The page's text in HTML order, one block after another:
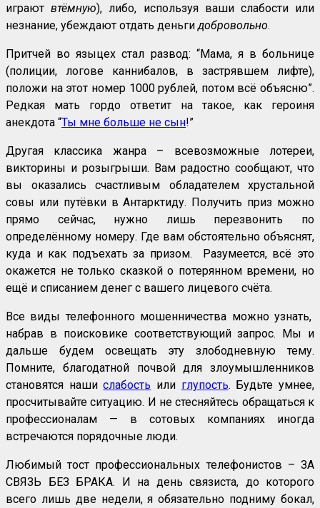
играютвтёмную), либо, используя ваши слабости или
незнание, убеждают отдать деньги добровольно.
Притчей во языцех стал развод: “Мама, я в больнице
(полиции, логове каннибалов, в застрявшем лифте),
положи на этот номер 1000 рублей, потом всё объясню”.
Редкая мать гордо ответит на такое, как героиня
анекдота “Ты мне больше не сын!”
Другая классика жанра – всевозможные лотереи,
викторины и розыгрыши. Вам радостно сообщают, что
вы оказались счастливым обладателем хрустальной
совы или путёвки в Антарктиду. Получить приз можно
прямо сейчас, нужно лишь перезвонить по
определённому номеру. Где вам обстоятельно объяснят,
куда и как подъехать за призом. Разумеется, всё это
окажется не только сказкой о потерянном времени, но
ещё и списанием денег с вашего лицевого счёта.
Все виды телефонного мошенничества можно узнать,
набрав в поисковике соответствующий запрос. Мы и
дальше будем освещать эту злободневную тему.
Помните, благодатной почвой для злоумышленников
становятся нашислабость или глупость. Будьте умнее,
просчитывайте ситуацию. И не стесняйтесь обращаться к
профессионалам — в сотовых компаниях иногда
встречаются порядочные люди.
Любимый тост профессиональных телефонистов – ЗА
СВЯЗЬ БЕЗ БРАКА. И на день связиста, до которого
всего лишь две недели, я обязательно подниму бокал,